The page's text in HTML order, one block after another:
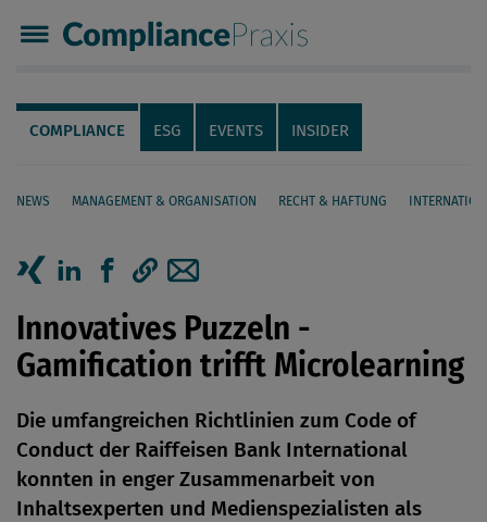
Compliance Praxis
Servicenavigation
Navigation
COMPLIANCE ESG EVENTS INSIDER
NEWS MANAGEMENT & ORGANISATION RECHT & HAFTUNG
Seiteninhalt
Artikel auf Xing teilen
Artikel auf linkedIn teilen
Artikel auf Facebook teilen
Artikellink kopieren
Innovatives Puzzeln -
Gamification trifft Microlearning
Die umfangreichen Richtlinien zum Code of
Conduct der Raiffeisen Bank International
konnten in enger Zusammenarbeit von
Inhaltsexperten und Medienspezialisten als